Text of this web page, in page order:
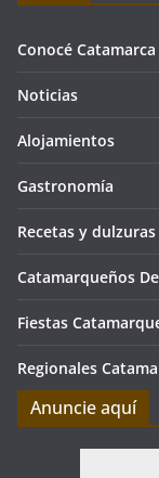
Conocé Catamarca
Noticias
Alojamientos
Gastronomía
Recetas y dulzuras
Catamarqueños
Fiestas
Regionales
Anuncie aquí